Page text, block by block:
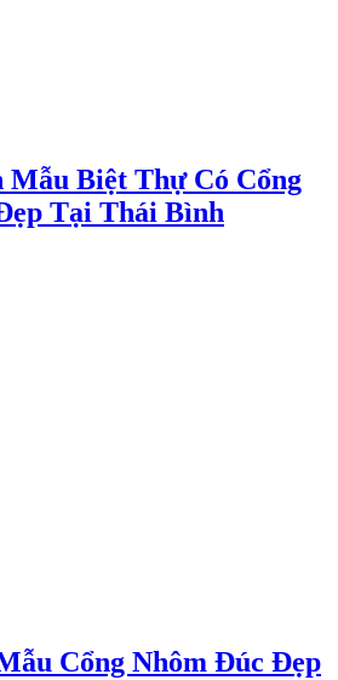
Mẫu Biệt Thự Có Cổng
Tại Thái Bình
Cổng Nhôm Đúc Đẹp